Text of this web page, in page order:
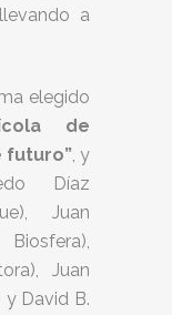
a
elegido
de
futuro”, y
Díaz
Juan
Juan
y David B.